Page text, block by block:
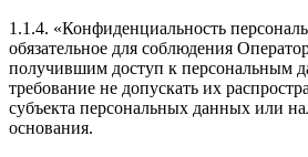
1.1.4. «Конфиденциальность
обязательное для соблюдения
получившим доступ к персональным
требование не допускать их
субъекта персональных данных или
основания.